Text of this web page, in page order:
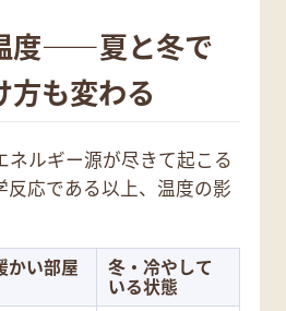
度——夏と冬で
方も変わる
ネルギー源が尽きて起こる
反応である以上、温度の影
かい部屋 冬・冷やして
いる状態